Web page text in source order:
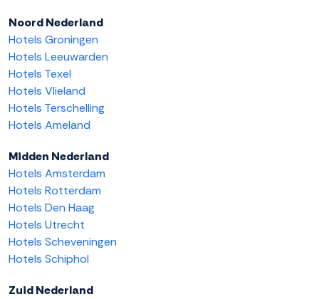
Noord Nederland
Hotels Groningen
Hotels Leeuwarden
Hotels Texel
Hotels Vlieland
Hotels Terschelling
Hotels Ameland
Midden Nederland
Hotels Amsterdam
Hotels Rotterdam
Hotels Den Haag
Hotels Utrecht
Hotels Scheveningen
Hotels Schiphol
Zuid Nederland